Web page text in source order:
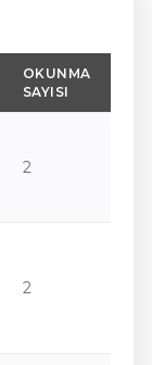
OKUNMA
SAYISI
2
2